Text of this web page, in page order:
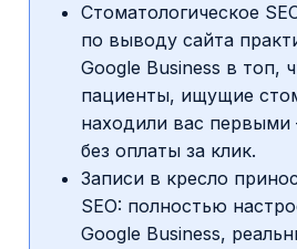
Стоматологическое
по выводу сайта
Google Business в топ,
пациенты, ищущие
находили вас первыми
без оплаты за клик.
Записи в кресло
SEO: полностью
Google Business,